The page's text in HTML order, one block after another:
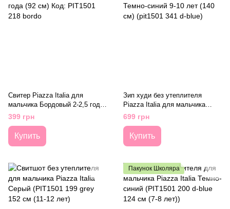
Свитер Piazza Italia для
мальчика Бордовый 2-2,5 года
(92 см) Код: PIT1501 218 bordo
399 грн
Купить
Зип худи без утеплителя
Piazza Italia для мальчика
Темно-синий 9-10 лет (140 см)
(pit1501 341 d-blue)
699 грн
Купить
Пакунок Школяра